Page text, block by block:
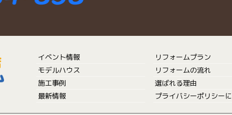
イベント情報
モデルハウス
施工事例
最新情報
リフォームプラン
リフォームの流れ
選ばれる理由
プライバシーポリシー